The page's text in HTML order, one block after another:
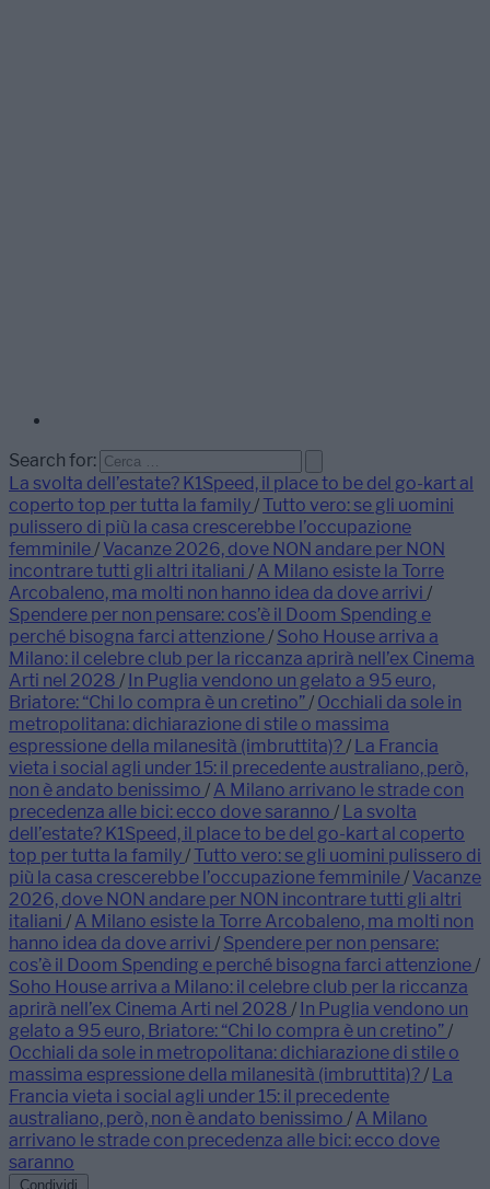
Search for:
La svolta dell’estate? K1Speed, il place to be del go-kart al
coperto top per tutta la family/ Tutto vero: se gli uomini
pulissero di più la casa crescerebbe l’occupazione
femminile/ Vacanze 2026, dove NON andare per NON
incontrare tutti gli altri italiani / A Milano esiste la Torre
Arcobaleno, ma molti non hanno idea da dove arrivi /
Spendere per non pensare: cos’è il Doom Spending e
perché bisogna farci attenzione/ Soho House arriva a
Milano: il celebre club per la riccanza aprirà nell’ex Cinema
Arti nel 2028 / In Puglia vendono un gelato a 95 euro,
Briatore: “Chi lo compra è un cretino”/ Occhiali da sole in
metropolitana: dichiarazione di stile o massima
espressione della milanesità (imbruttita)?/ La Francia
vieta i social agli under 15: il precedente australiano, però,
non è andato benissimo / A Milano arrivano le strade con
precedenza alle bici: ecco dove saranno / La svolta
dell’estate? K1Speed, il place to be del go-kart al coperto
top per tutta la family/ Tutto vero: se gli uomini pulissero di
più la casa crescerebbe l’occupazione femminile/ Vacanze
2026, dove NON andare per NON incontrare tutti gli altri
italiani / A Milano esiste la Torre Arcobaleno, ma molti non
hanno idea da dove arrivi / Spendere per non pensare:
cos’è il Doom Spending e perché bisogna farci attenzione/
Soho House arriva a Milano: il celebre club per la riccanza
aprirà nell’ex Cinema Arti nel 2028 / In Puglia vendono un
gelato a 95 euro, Briatore: “Chi lo compra è un cretino”/
Occhiali da sole in metropolitana: dichiarazione di stile o
massima espressione della milanesità (imbruttita)?/ La
Francia vieta i social agli under 15: il precedente
australiano, però, non è andato benissimo / A Milano
arrivano le strade con precedenza alle bici: ecco dove
saranno
Condividi